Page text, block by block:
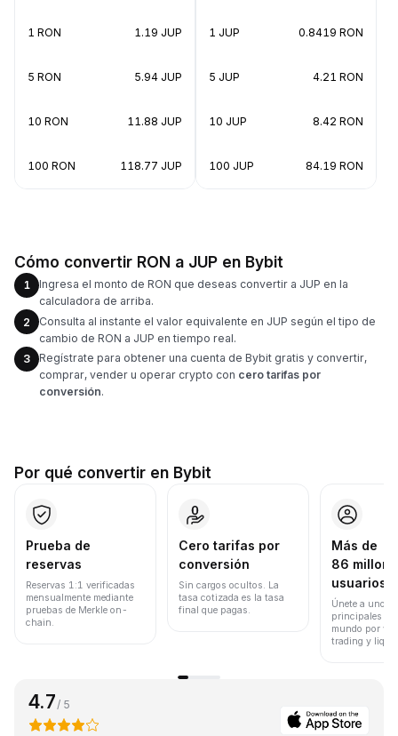
1 RON 1.19 JUP
5 RON 5.94 JUP
10 RON 11.88 JUP
100 RON 118.77 JUP
1 JUP 0.8419 RON
5 JUP 4.21 RON
10 JUP 8.42 RON
100 JUP 84.19 RON
Cómo convertir RON a JUP en Bybit
1
Ingresa el monto de RON que deseas convertir a JUP en la
calculadora de arriba.
2
Consulta al instante el valor equivalente en JUP según el tipo de
cambio de RON a JUP en tiempo real.
3
Regístrate para obtener una cuenta de Bybit gratis y convertir,
comprar, vender u operar crypto con cero tarifas por
conversión.
Por qué convertir en Bybit
Prueba de
reservas
Reservas 1:1 verificadas
mensualmente mediante
pruebas de Merkle on-
chain.
Cero tarifas por
conversión
Sin cargos ocultos. La
tasa cotizada es la tasa
final que pagas.
Más de
86
usuarios
Únete a uno
principales
mundo por
trading y
4.7/ 5